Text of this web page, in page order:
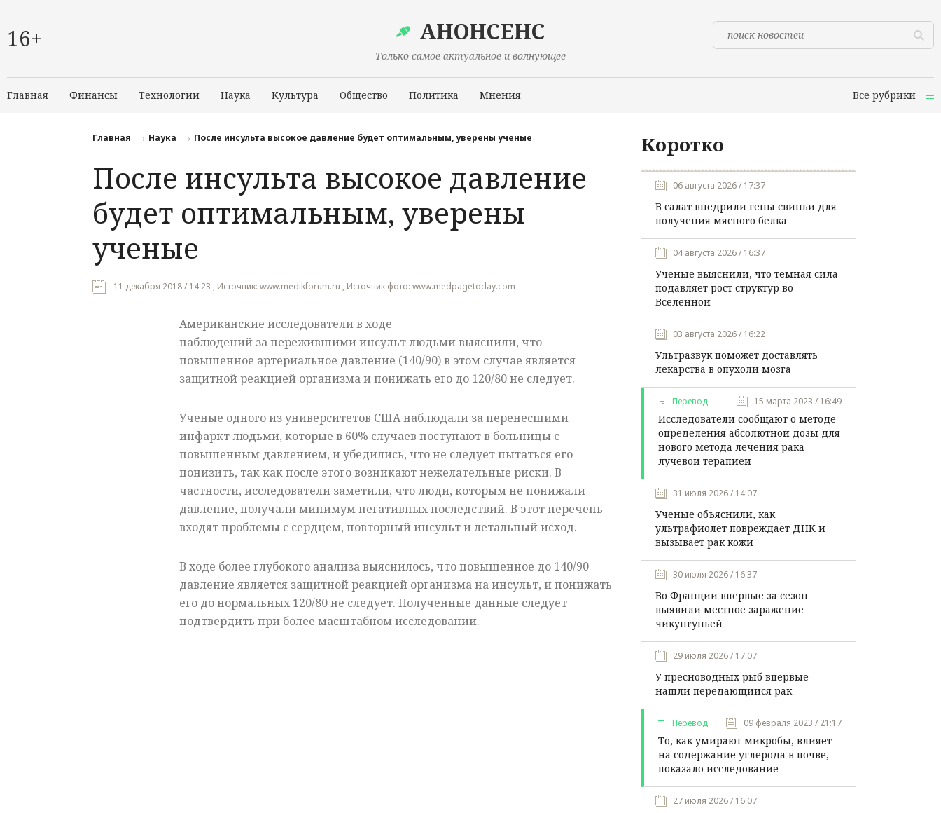
16+ АНОНСЕНС
Только самое актуальное и волнующее
Главная Финансы Технологии Наука Культура Общество Политика Мнения Все рубрики
Происшествия
Главная Наука После инсульта высокое давление будет оптимальным, уверены ученые
После инсульта высокое давление
будет оптимальным, уверены
ученые
11 декабря 2018 / 14:23 , Источник: www.medikforum.ru , Источник фото: www.medpagetoday.com
Американские исследователи в ходе
наблюдений за пережившими инсульт людьми выяснили, что
повышенное артериальное давление (140/90) в этом случае является
защитной реакцией организма и понижать его до 120/80 не следует.
Ученые одного из университетов США наблюдали за перенесшими
инфаркт людьми, которые в 60% случаев поступают в больницы с
повышенным давлением, и убедились, что не следует пытаться его
понизить, так как после этого возникают нежелательные риски. В
частности, исследователи заметили, что люди, которым не понижали
давление, получали минимум негативных последствий. В этот перечень
входят проблемы с сердцем, повторный инсульт и летальный исход.
В ходе более глубокого анализа выяснилось, что повышенное до 140/90
давление является защитной реакцией организма на инсульт, и понижать
его до нормальных 120/80 не следует. Полученные данные следует
подтвердить при более масштабном исследовании.
Коротко
06 августа 2026 / 17:37
В салат внедрили гены свиньи для
получения мясного белка
04 августа 2026 / 16:37
Ученые выяснили, что темная сила
подавляет рост структур во
Вселенной
03 августа 2026 / 16:22
Ультразвук поможет доставлять
лекарства в опухоли мозга
Перевод 15 марта 2023 / 16:49
Исследователи сообщают о методе
определения абсолютной дозы для
нового метода лечения рака
лучевой терапией
31 июля 2026 / 14:07
Ученые объяснили, как
ультрафиолет повреждает ДНК и
вызывает рак кожи
30 июля 2026 / 16:37
Во Франции впервые за сезон
выявили местное заражение
чикунгуньей
29 июля 2026 / 17:07
У пресноводных рыб впервые
нашли передающийся рак
Перевод 09 февраля 2023 / 21:17
То, как умирают микробы, влияет
на содержание углерода в почве,
показало исследование
27 июля 2026 / 16:07